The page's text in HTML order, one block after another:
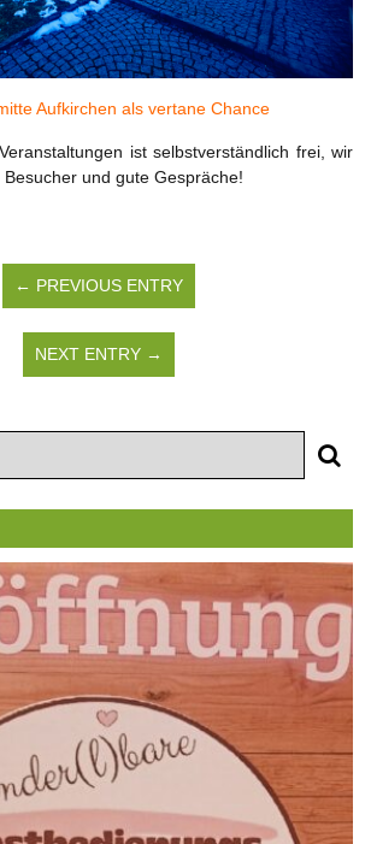
Aufkirchen als vertane Chance
ist selbstverständlich frei, wir
und gute Gespräche!
← PREVIOUS ENTRY
NEXT ENTRY →